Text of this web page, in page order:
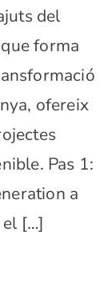
del
forma
ofereix
Pas 1:
a
el […]